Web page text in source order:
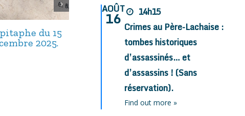
du 15
2025.
L’épitaphe du 17
septembre 2025.
L’épitaphe du
septembre
AOÛT
16
14h15
Crimes au Père-Lachaise :
tombes historiques
d’assassinés… et
d’assassins ! (Sans
réservation).
Find out more »